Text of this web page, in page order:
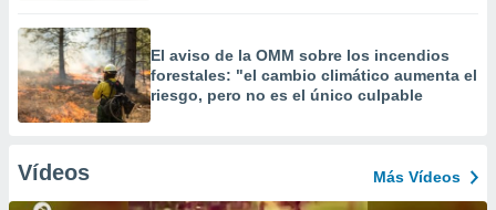
El aviso de la OMM sobre los incendios
forestales: "el cambio climático aumenta el
riesgo, pero no es el único culpable
Vídeos Más Vídeos